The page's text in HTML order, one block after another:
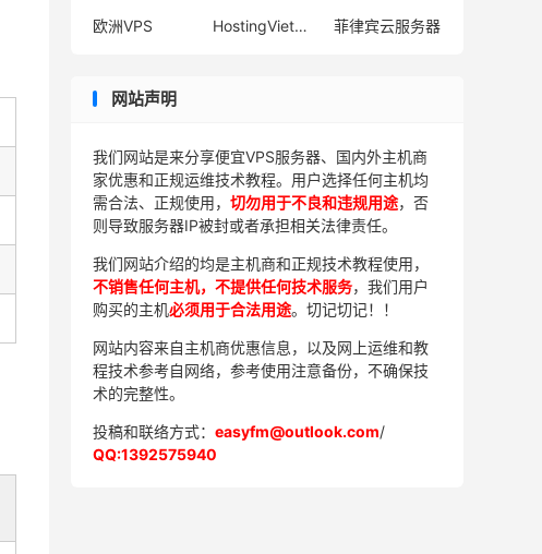
欧洲VPS
HostingViet官网 菲律宾云服务器
网站声明
我们网站是来分享便宜VPS服务器、国内外主机商
家优惠和正规运维技术教程。用户选择任何主机均
需合法、正规使用， 切勿用于不良和违规用途，否
则导致服务器IP被封或者承担相关法律责任。
我们网站介绍的均是主机商和正规技术教程使用，
不销售任何主机，不提供任何技术服务，我们用户
购买的主机必须用于合法用途。切记切记！！
网站内容来自主机商优惠信息，以及网上运维和教
程技术参考自网络，参考使用注意备份，不确保技
术的完整性。
投稿和联络方式： easyfm@outlook.com/
QQ:1392575940